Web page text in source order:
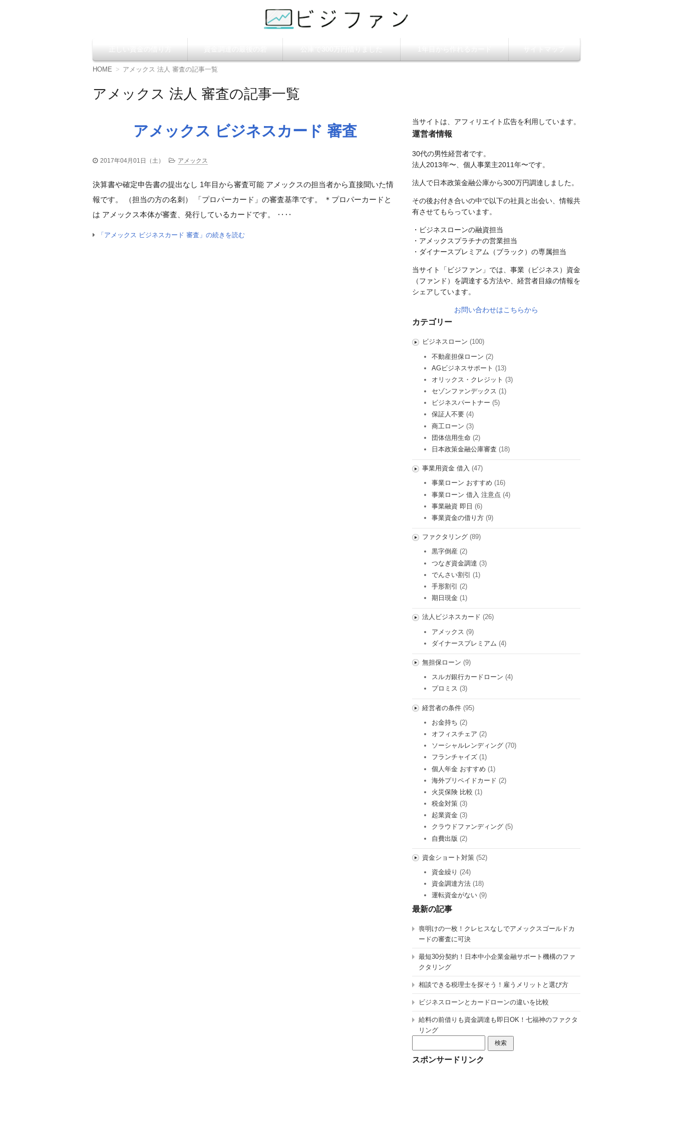
資金調達の方法【ビジファン】
ン
テ
ツ
へ
HOME アメックス 法人 審査の記事一覧
アメックス 法人 審査の記事一覧
アメックス ビジネスカード 審査
2017年04月01日（土） アメックス
決算書や確定申告書の提出なし 1年目から審査可能 アメックスの担当者から直接聞いた情
報です。 （担当の方の名刺） 「プロパーカード」の審査基準です。 ＊プロパーカードと
は アメックス本体が審査、発行しているカードです。 ‥‥
「アメックス ビジネスカード 審査」の続きを読む
当サイトは、アフィリエイト広告を利用しています。
運営者情報
30代の男性経営者です。
法人2013年〜、個人事業主2011年〜です。
法人で日本政策金融公庫から300万円調達しました。
その後お付き合いの中で以下の社員と出会い、情報共
有させてもらっています。
・ビジネスローンの融資担当
・アメックスプラチナの営業担当
・ダイナースプレミアム（ブラック）の専属担当
当サイト「ビジファン」では、事業（ビジネス）資金
（ファンド）を調達する方法や、経営者目線の情報を
シェアしています。
お問い合わせはこちらから
カテゴリー
ビジネスローン (100)
不動産担保ローン (2)
AGビジネスサポート (13)
オリックス・クレジット (3)
セゾンファンデックス (1)
ビジネスパートナー (5)
保証人不要 (4)
商工ローン (3)
団体信用生命 (2)
日本政策金融公庫審査 (18)
事業用資金 借入 (47)
事業ローン おすすめ (16)
事業ローン 借入 注意点 (4)
事業融資 即日 (6)
事業資金の借り方 (9)
ファクタリング(89)
黒字倒産 (2)
つなぎ資金調達 (3)
でんさい割引 (1)
手形割引
(2)
期日現金 (1)
法人ビジネスカード (26)
アメックス (9)
ダイナースプレミアム (4)
無担保ローン (9)
スルガ銀行カードローン (4)
プロミス (3)
経営者の条件(95)
お金持ち (2)
オフィスチェア (2)
ソーシャルレンディング (70)
フランチャイズ (1)
個人年金 おすすめ (1)
海外プリペイドカード (2)
火災保険 比較 (1)
税金対策 (3)
起業資金 (3)
クラウドファンディング (5)
自費出版 (2)
資金ショート対策(52)
資金繰り (24)
資金調達方法 (18)
運転資金がない (9)
最新の記事
喪明けの一枚！クレヒスなしでアメックスゴールドカ
ードの審査に可決
最短30分契約！日本中小企業金融サポート機構のファ
クタリング
相談できる税理士を探そう！雇うメリットと選び方
ビジネスローンとカードローンの違いを比較
給料の前借りも資金調達も即日OK！七福神のファクタ
リング
索:
スポンサードリンク